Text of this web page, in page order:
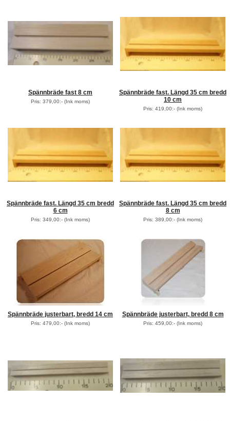
Spännbräde fast 8 cm
Pris: 379,00:- (Ink moms)
Spännbräde fast. Längd 35 cm bredd
10 cm
Pris: 419,00:- (Ink moms)
Spännbräde fast. Längd 35 cm bredd
6 cm
Pris: 349,00:- (Ink moms)
Spännbräde fast. Längd 35 cm bredd
8 cm
Pris: 389,00:- (Ink moms)
Spännbräde justerbart, bredd 14 cm
Pris: 479,00:- (Ink moms)
Spännbräde justerbart, bredd 8 cm
Pris: 459,00:- (Ink moms)